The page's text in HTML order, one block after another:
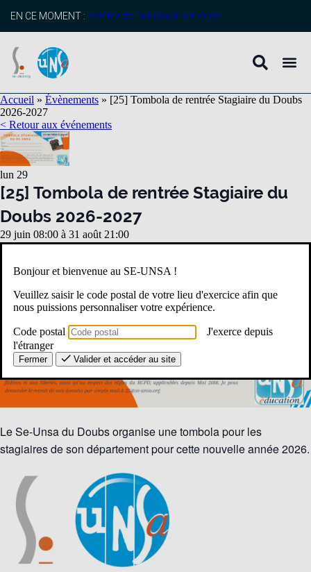
EN CE MOMENT : profitez de l’adhésion anticipée
Accueil » Évènements » [25] Tombola de rentrée Stagiaire du Doubs
2026-2027
< Retour aux événements
lun 29
[25] Tombola de rentrée Stagiaire du
Doubs 2026-2027
29 juin 08:00 à 31 août 21:00
Le Se-Unsa du Doubs organise une tombola pour les
stagiaires de son département pour cette nouvelle année 2026.
Bonjour et bienvenue au SE-UNSA !
Veuillez saisir le code postal de votre lieu d'exercice afin que
nous puissions personnaliser votre expérience.
Code postal
J'exerce depuis
l'étranger
Fermer Valider et accéder au site